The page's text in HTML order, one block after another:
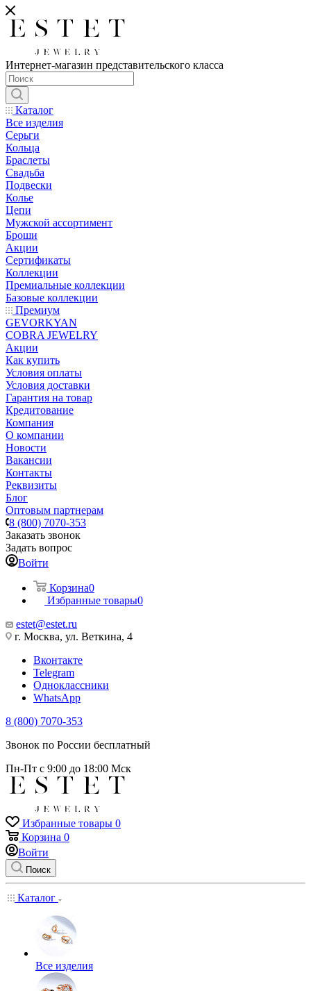
Интернет-магазин представительского класса
Каталог
Все изделия
Серьги
Кольца
Браслеты
Свадьба
Подвески
Колье
Цепи
Мужской ассортимент
Броши
Акции
Сертификаты
Коллекции
Премиальные коллекции
Базовые коллекции
Премиум
GEVORKYAN
COBRA JEWELRY
Акции
Как купить
Условия оплаты
Условия доставки
Гарантия на товар
Кредитование
Компания
О компании
Новости
Вакансии
Контакты
Реквизиты
Блог
Оптовым партнерам
8 (800) 7070-353
Заказать звонок
Задать вопрос
Войти
Корзина0
Избранные товары0
estet@estet.ru
г. Москва, ул. Веткина, 4
Вконтакте
Telegram
Одноклассники
WhatsApp
8 (800) 7070-353
Звонок по России бесплатный
Пн-Пт с 9:00 до 18:00 Мск
Избранные товары 0
Корзина 0
Войти
Поиск
Каталог
Все изделия